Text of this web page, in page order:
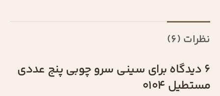
نظرات (6)
6 دیدگاه برای
سینی سرو چوبی پنج عددی
مستطیل 0104